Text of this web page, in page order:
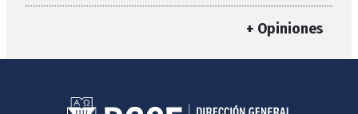
+ Opiniones